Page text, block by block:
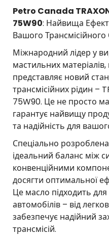
Petro Canada
75W90: Найвища
Вашого
Міжнародний лідер у
мастильних
представляє новий
трансмісійних рідин –
75W90. Це не просто
гарантує найвищу
та надійність для
Спеціально
ідеальний баланс між
конвенційними
досягти оптимальної
Це масло підходить
автомобілів – від
забезпечує надійний
трансмісій.